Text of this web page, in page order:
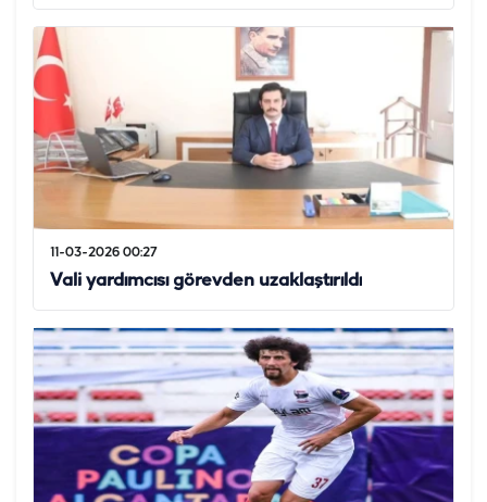
11-03-2026 00:27
Vali yardımcısı görevden uzaklaştırıldı